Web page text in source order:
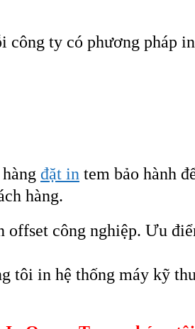
ty có phương pháp
đặt in tem bảo hành
hàng.
công nghiệp. Ưu
tôi in hệ thống máy kỹ